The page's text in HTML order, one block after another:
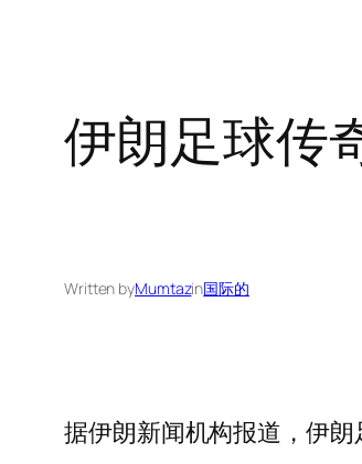
伊朗足球传
Written byMumtazin国际的
据伊朗新闻机构报道，伊